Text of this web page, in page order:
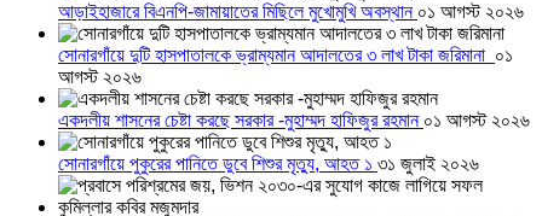
আড়াইহাজারে বিএনপি-জামায়াতের মিছিলে মুখোমুখি অবস্থান ০১ আগস্ট ২০২৬
সোনারগাঁয়ে দুটি হাসপাতালকে ভ্রাম্যমান আদালতের ৩ লাখ টাকা জরিমানা ০১
আগস্ট ২০২৬
একদলীয় শাসনের চেষ্টা করছে সরকার -মুহাম্মদ হাফিজুর রহমান ০১ আগস্ট ২০২৬
সোনারগাঁয়ে পুকুরের পানিতে ডুবে শিশুর মৃত্যু, আহত ১ ৩১ জুলাই ২০২৬